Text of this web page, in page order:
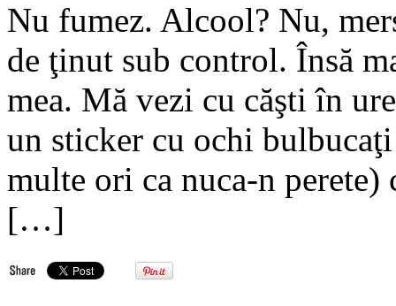
Nu fumez. Alcool? Nu,
de ţinut sub control. Însă
mea. Mă vezi cu căşti în
un sticker cu ochi
multe ori ca nuca-n
[…]